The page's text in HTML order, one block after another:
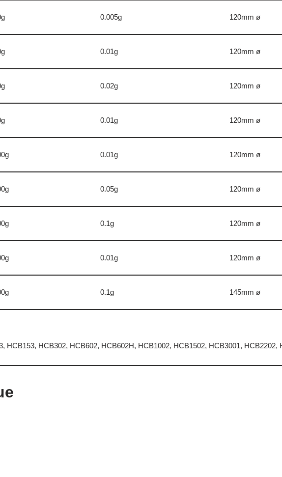
0.005g 120mm ø
0.01g 120mm ø
0.02g 120mm ø
0.01g 120mm ø
0.01g 120mm ø
0.05g 120mm ø
0.1g 120mm ø
0.01g 120mm ø
0.1g 145mm ø
HCB153, HCB302, HCB602, HCB602H, HCB1002, HCB1502, HCB3001, HCB2202,